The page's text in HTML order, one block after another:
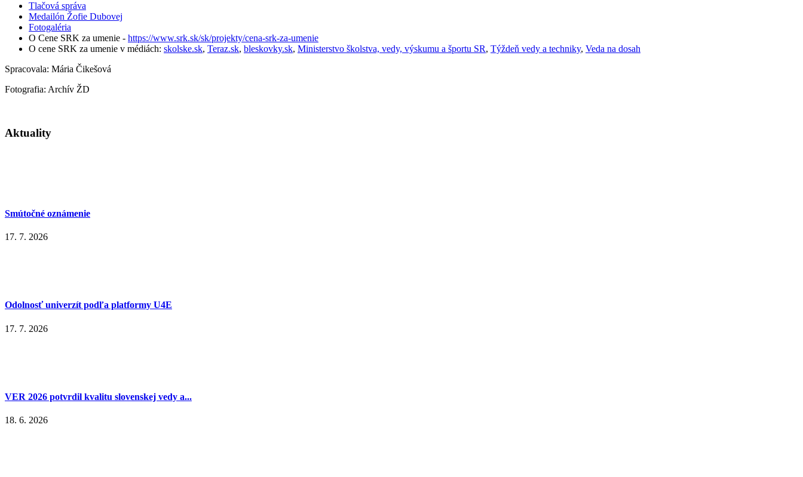
Tlačová správa
Medailón Žofie Dubovej
Fotogaléria
O Cene SRK za umenie - https://www.srk.sk/sk/projekty/cena-srk-za-umenie
O cene SRK za umenie v médiách: skolske.sk, Teraz.sk, bleskovky.sk, Ministerstvo školstva, vedy, výskumu a športu SR, Týždeň vedy a techniky, Veda na dosah
Spracovala: Mária Čikešová
Fotografia: Archív ŽD
Aktuality
Smútočné oznámenie
17. 7. 2026
Odolnosť univerzít podľa platformy U4E
17. 7. 2026
VER 2026 potvrdil kvalitu slovenskej vedy a...
18. 6. 2026